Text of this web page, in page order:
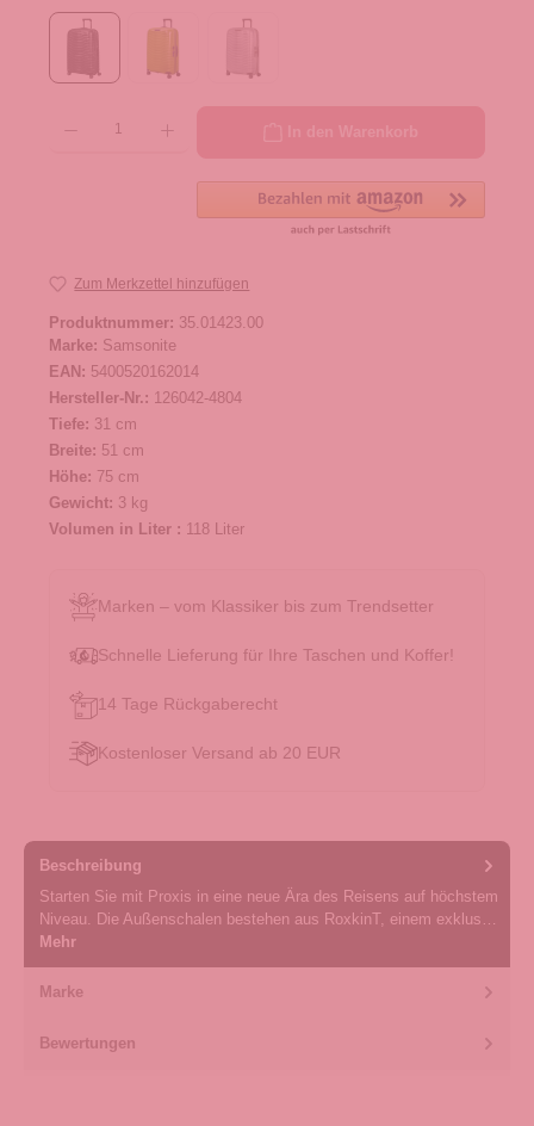
Zum Merkzettel hinzufügen
Produktnummer: 35.01423.00
Marke: Samsonite
EAN: 5400520162014
Hersteller-Nr.: 126042-4804
Tiefe: 31 cm
Breite: 51 cm
Höhe: 75 cm
Gewicht: 3 kg
Volumen in Liter : 118 Liter
Marken – vom Klassiker bis zum Trendsetter
Schnelle Lieferung für Ihre Taschen und Koffer!
14 Tage Rückgaberecht
Kostenloser Versand ab 20 EUR
Beschreibung
Starten Sie mit Proxis in eine neue Ära des Reisens auf höchstem
Niveau. Die Außenschalen bestehen aus RoxkinT, einem exklus…
Mehr
Marke
Bewertungen